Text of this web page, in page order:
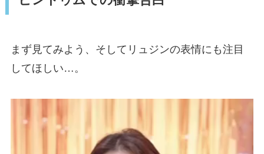
まず見てみよう、そしてリュジンの表情にも注目
してほしい…。